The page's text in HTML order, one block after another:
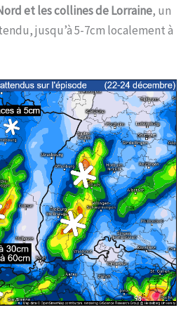
et les collines de Lorraine, un
jusqu’à 5-7cm localement à